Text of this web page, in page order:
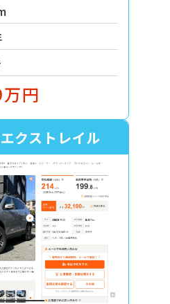
円
クストレイル